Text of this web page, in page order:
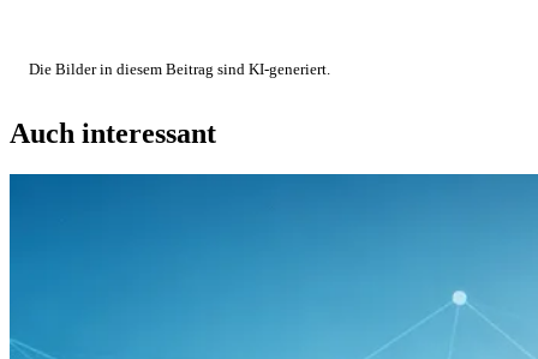
Die Bilder in diesem Beitrag sind KI-generiert.
Auch interessant